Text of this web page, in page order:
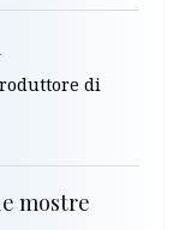
di
mostre